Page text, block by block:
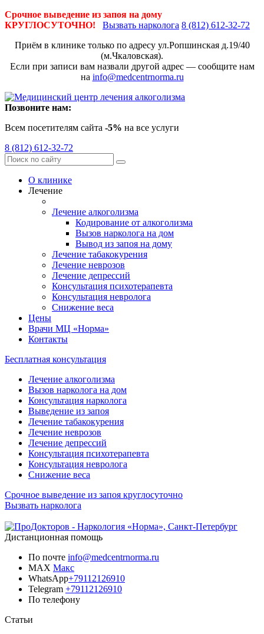
Срочное выведение из запоя на дому
КРУГЛОСУТОЧНО!
Вызвать нарколога 8 (812) 612-32-72
Приём в клинике только по адресу ул.Ропшинская д.19/40
(м.Чкаловская).
Если при записи вам назвали другой адрес — сообщите нам
на info@medcentrnorma.ru
Позвоните нам:
Всем посетителям сайта -5% на все услуги
8 (812) 612-32-72
О клинике
Лечение
Лечение алкоголизма
Кодирование от алкоголизма
Вызов нарколога на дом
Вывод из запоя на дому
Лечение табакокурения
Лечение неврозов
Лечение депрессий
Консультация психотерапевта
Консультация невролога
Снижение веса
Цены
Врачи МЦ «Норма»
Контакты
Бесплатная консультация
Лечение алкоголизма
Вызов нарколога на дом
Консультация нарколога
Выведение из запоя
Лечение табакокурения
Лечение неврозов
Лечение депрессий
Консультация психотерапевта
Консультация невролога
Снижение веса
Срочное выведение из запоя круглосуточно
Вызвать нарколога
Дистанционная помощь
По почте info@medcentrnorma.ru
MAX Макс
WhatsApp+79112126910
Telegram +79112126910
По телефону
Статьи